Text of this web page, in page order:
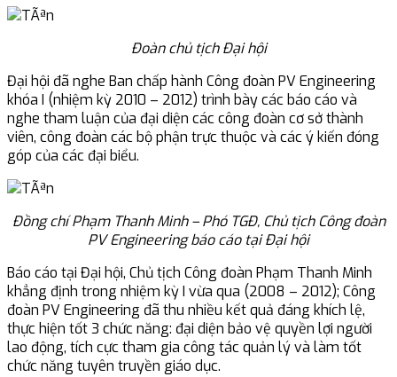
Đoàn chủ tịch Đại hội
Đại hội đã nghe Ban chấp hành Công đoàn PV Engineering
khóa I (nhiệm kỳ 2010 – 2012) trình bày các báo cáo và
nghe tham luận của đại diện các công đoàn cơ sở thành
viên, công đoàn các bộ phận trực thuộc và các ý kiến đóng
góp của các đại biểu.
Đồng chí Phạm Thanh Minh – Phó TGĐ, Chủ tịch Công đoàn
PV Engineering báo cáo tại Đại hội
Báo cáo tại Đại hội, Chủ tịch Công đoàn Phạm Thanh Minh
khẳng định trong nhiệm kỳ I vừa qua (2008 – 2012); Công
đoàn PV Engineering đã thu nhiều kết quả đáng khích lệ,
thực hiện tốt 3 chức năng: đại diện bảo vệ quyền lợi người
lao động, tích cực tham gia công tác quản lý và làm tốt
chức năng tuyên truyền giáo dục.